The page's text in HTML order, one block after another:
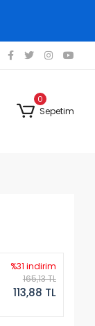
0
Sepetim
%31 indirim
165,13 TL
113,88 TL